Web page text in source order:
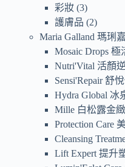
彩妝 3
護膚品
2
Maria Galland 瑪琍
Mosaic Drops 極
Nutri'Vital 活顏
Sensi'Repair 舒
Hydra Global 冰
Mille 白松露金
Protection Care
Cleansing
Lift Expert 提升